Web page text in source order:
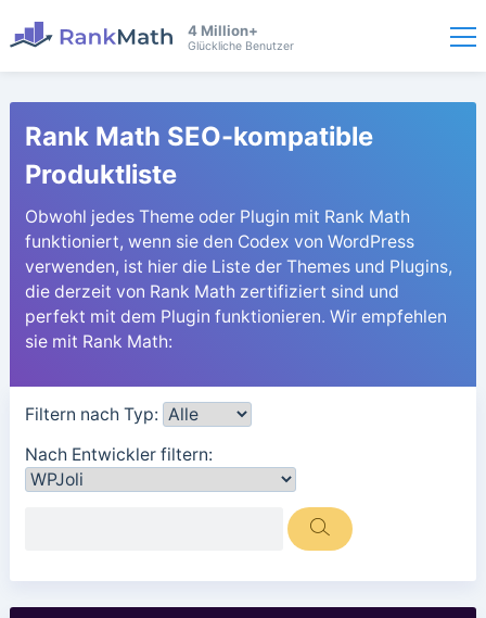
4 Million+
Glückliche Benutzer
Rank Math SEO-kompatible
Produktliste
Obwohl jedes Theme oder Plugin mit Rank Math
funktioniert, wenn sie den Codex von WordPress
verwenden, ist hier die Liste der Themes und Plugins,
die derzeit von Rank Math zertifiziert sind und
perfekt mit dem Plugin funktionieren. Wir empfehlen
sie mit Rank Math:
Filtern nach Typ:
Nach Entwickler filtern: